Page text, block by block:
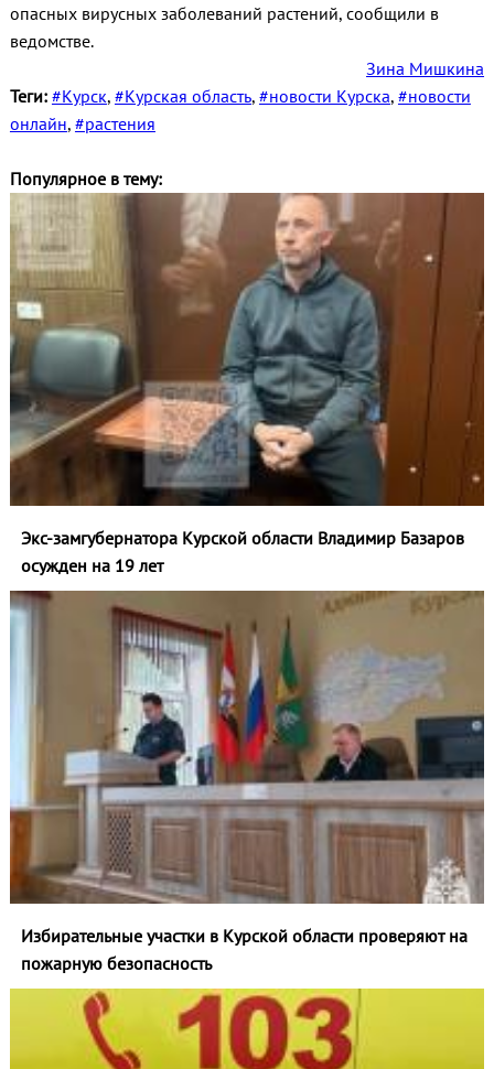
опасных вирусных заболеваний растений, сообщили в
ведомстве.
Зина Мишкина
Теги: #Курск, #Курская область, #новости Курска, #новости
онлайн, #растения
Популярное в тему:
Экс-замгубернатора Курской области Владимир Базаров
осужден на 19 лет
Избирательные участки в Курской области проверяют на
пожарную безопасность